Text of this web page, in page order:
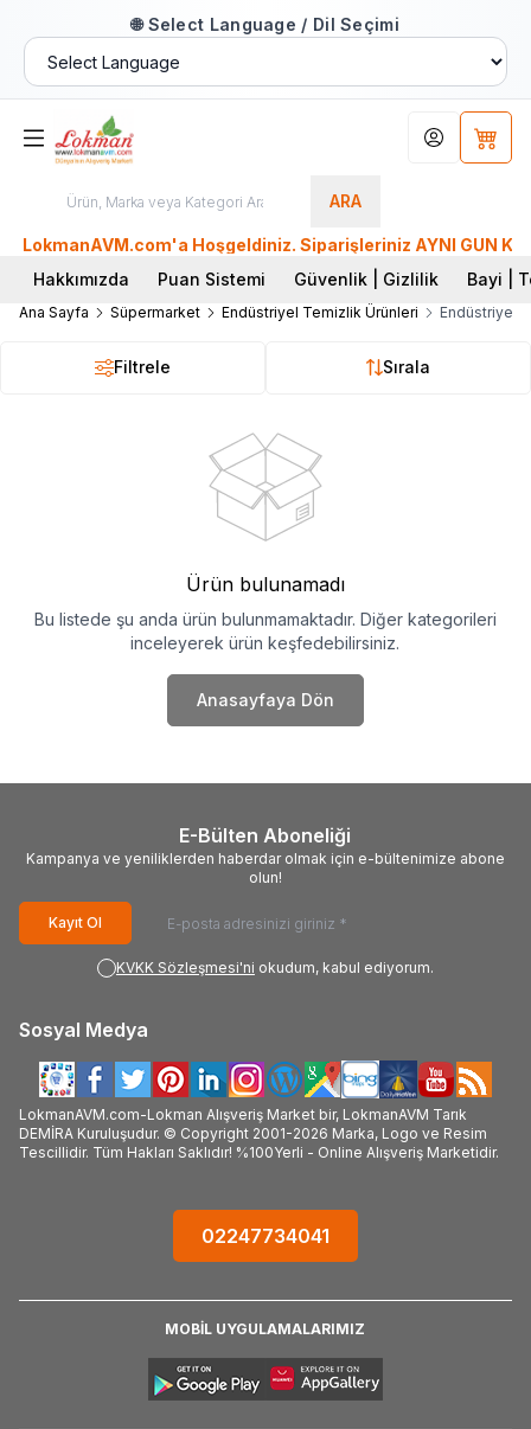
🌐 Select Language / Dil Seçimi
ARA
Hesabım
LokmanAVM.com'a Hoşgeldiniz. Siparişleriniz AYNI GÜN
Hakkımızda
Puan Sistemi Güvenlik | Gizlilik Bayi |
Ana Sayfa Süpermarket Endüstriyel Temizlik Ürünleri Endüstriyel
Filtrele Sırala
Ürün bulunamadı
Bu listede şu anda ürün bulunmamaktadır. Diğer kategorileri
inceleyerek ürün keşfedebilirsiniz.
Anasayfaya Dön
E-Bülten Aboneliği
Kampanya ve yeniliklerden haberdar olmak için e-bültenimize abone
olun!
Kayıt Ol
KVKK Sözleşmesi'ni okudum, kabul ediyorum.
Sosyal Medya
LokmanAVM.com-Lokman Alışveriş Market bir, LokmanAVM Tarık
DEMİRA Kuruluşudur. © Copyright 2001-2026 Marka, Logo ve Resim
Tescillidir. Tüm Hakları Saklıdır! %100Yerli - Online Alışveriş Marketidir.
02247734041
MOBİL UYGULAMALARIMIZ